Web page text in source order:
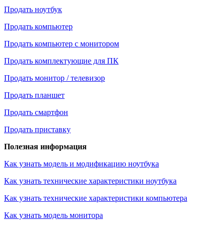
Продать ноутбук
Продать компьютер
Продать компьютер с монитором
Продать комплектующие для ПК
Продать монитор / телевизор
Продать планшет
Продать смартфон
Продать приставку
Полезная информация
Как узнать модель и модификацию ноутбука
Как узнать технические характеристики ноутбука
Как узнать технические характеристики компьютера
Как узнать модель монитора